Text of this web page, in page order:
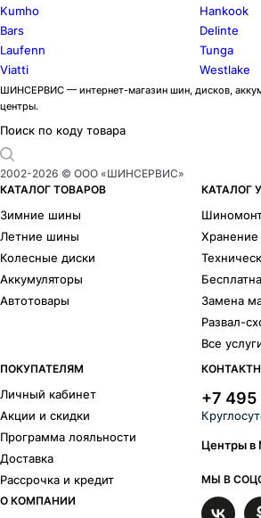
Kumho
Hankook
Bars
Delinte
Laufenn
Tunga
Viatti
Westlake
ШИНСЕРВИС — интернет-магазин шин, дисков,
центры.
Поиск по коду товара
2002-2026 © ООО «ШИНСЕРВИС»
КАТАЛОГ ТОВАРОВ
Зимние шины
Летние шины
Колесные диски
Аккумуляторы
Автотовары
КАТАЛОГ
Замена
Развал-
Все
ПОКУПАТЕЛЯМ
Личный кабинет
Акции и скидки
Программа лояльности
Доставка
Рассрочка и кредит
О КОМПАНИИ
+7
Центры в
МЫ В